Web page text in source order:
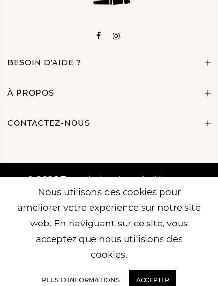
BESOIN D'AIDE ?
À PROPOS
CONTACTEZ-NOUS
© 2026 Tous droits réservés. Nous ne
sommes en aucun cas associés ou autorisés
par Les Simpsons, Disney ou Dragon Ball et
ni ces entités ni aucune de leurs filiales ne
nous ont accordé de licence ou de soutien.
Nous aimons tout simplement dessiner des
caricatures.
Nous utilisons des cookies pour
améliorer votre expérience sur notre site
web. En naviguant sur ce site, vous
acceptez que nous utilisions des
cookies.
PLUS D'INFORMATIONS ACCEPTER